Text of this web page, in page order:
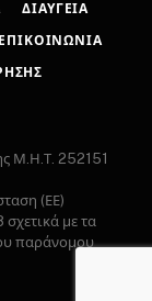
ΔΙΑΎΓΕΙΑ
ΕΠΙΚΟΙΝΩΝΊΑ
Μ.Η.Τ. 252151
(ΕΕ)
με τα
παράνομου